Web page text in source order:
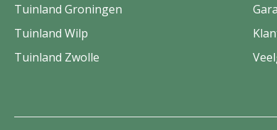
Tuinland Groningen
Tuinland Wilp
Tuinland Zwolle